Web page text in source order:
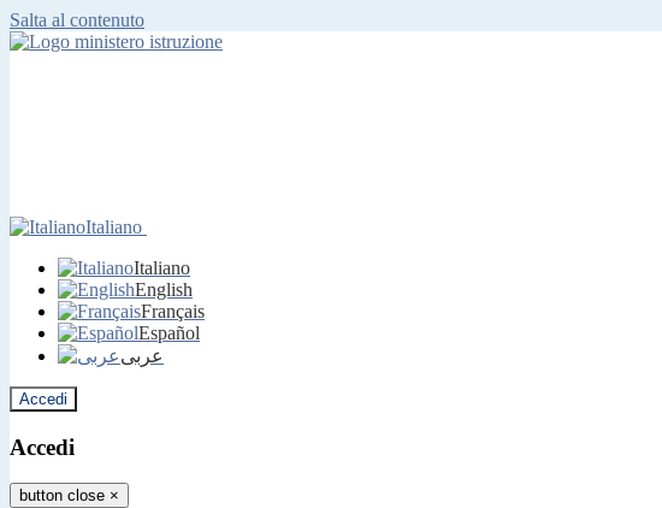
Salta al contenuto
Italiano
Italiano
English
Français
Español
عربى
Accedi
Accedi
button close ×